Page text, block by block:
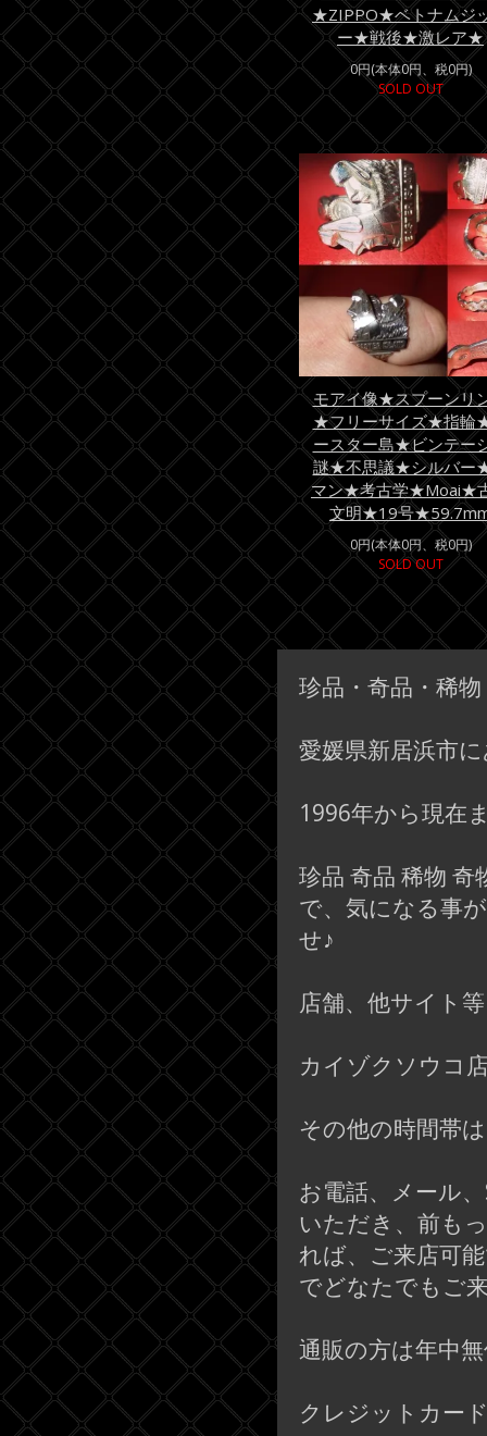
★ZIPPO★ベトナムジ
ー★戦後★激レア★
0円(本体0円、税0円)
SOLD OUT
モアイ像★スプーンリ
★フリーサイズ★指輪
ースター島★ビンテー
謎★不思議★シルバー
マン★考古学★Moai★
文明★19号
0円(本体0円、税0円)
SOLD OUT
珍品・奇品・稀
愛媛県新居浜市
1996年から現在
珍品 奇品 稀物
で、気になる事
せ♪
店舗、他サイト
カイゾクソウコ
その他の時間帯
お電話、メール
いただき、前も
れば、ご来店可
でどなたでもご
通販の方は年中
クレジットカー